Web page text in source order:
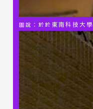
圖說：於於 東南科技大學